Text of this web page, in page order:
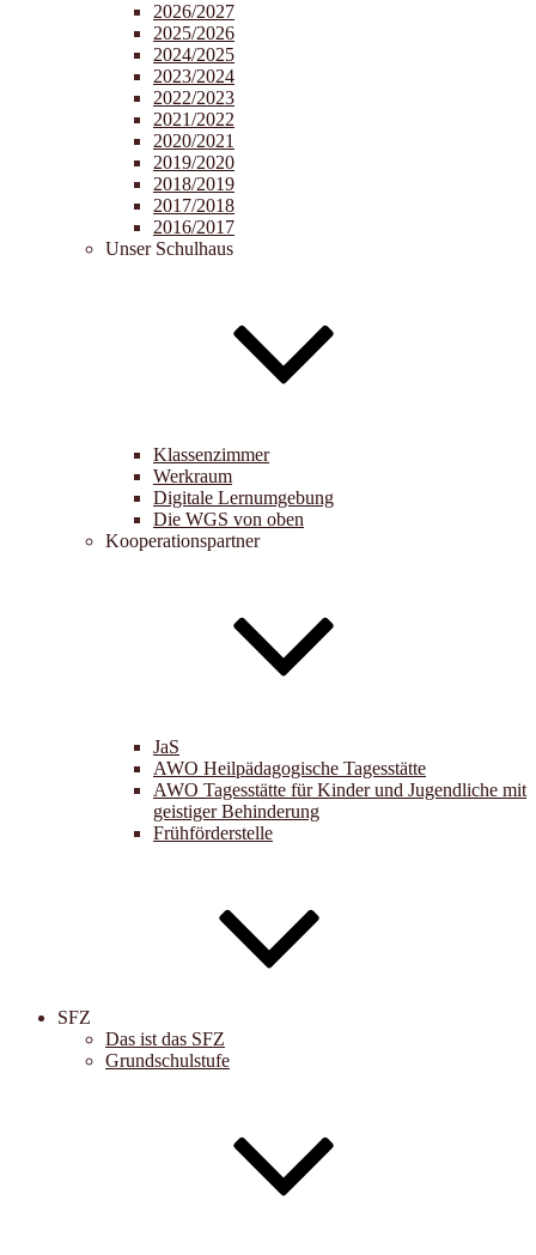
2026/2027
2025/2026
2024/2025
2023/2024
2022/2023
2021/2022
2020/2021
2019/2020
2018/2019
2017/2018
2016/2017
Unser Schulhaus
Klassenzimmer
Werkraum
Digitale Lernumgebung
Die WGS von oben
Kooperationspartner
JaS
AWO Heilpädagogische Tagesstätte
AWO Tagesstätte für Kinder und Jugendliche mit
geistiger Behinderung
Frühförderstelle
SFZ
Das ist das SFZ
Grundschulstufe